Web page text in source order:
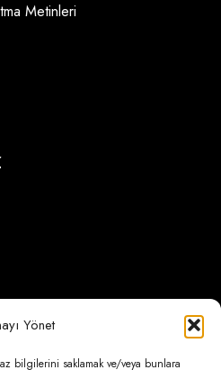
Yönet
bilgilerini saklamak ve/veya bunlara
Metinleri